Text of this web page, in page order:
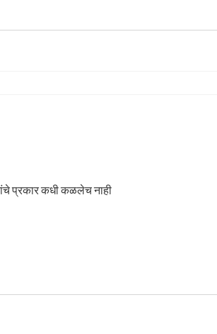
प्रकार कधी कळलेच नाही